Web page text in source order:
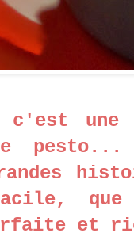
une
que
et